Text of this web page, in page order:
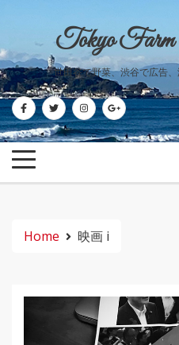
content
Tokyo
世田谷で野菜、渋谷で広告
Home 映画 i